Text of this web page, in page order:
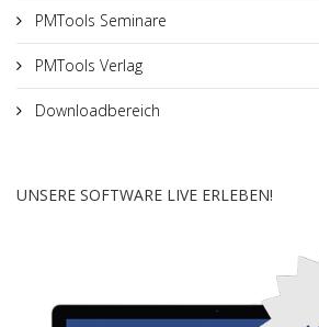
PMTools Seminare
PMTools Verlag
Downloadbereich
UNSERE SOFTWARE LIVE ERLEBEN!